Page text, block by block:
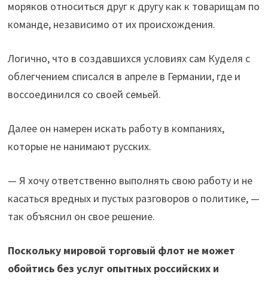
моряков относиться друг к другу как к товарищам по
команде, независимо от их происхождения.
Логично, что в создавшихся условиях сам Куделя с
облегчением списался в апреле в Германии, где и
воссоединился со своей семьей.
Далее он намерен искать работу в компаниях,
которые не нанимают русских.
— Я хочу ответственно выполнять свою работу и не
касаться вредных и пустых разговоров о политике, —
так объяснил он свое решение.
Поскольку мировой торговый флот не может
обойтись без услуг опытных российских и